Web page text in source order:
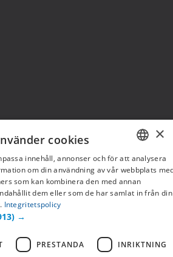
SWEDISH
FI
×
cookies
innehåll, annonser och för att analysera
om din användning av vår webbplats
som kan kombinera den med annan
dem eller som de har samlat in från din
Integritetspolicy
→
PRESTANDA INRIKTNING